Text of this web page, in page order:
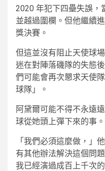
2020 年犯下四壘失誤，
並越過圍欄。但他繼續
獎決賽。
但這並沒有阻止天使球
迷在對陣落磯隊的失態
們可能會再次懇求天使
球隊」。
阿黛爾可能不得不永遠
球從她頭上彈下來的事。
「我們必須這麼做，」
有其他辦法解決這個問
我已經演過成百上千次